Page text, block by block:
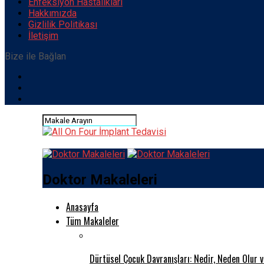
Hakkımızda
Gizlilik Politikası
İletişim
Bize ile Bağlan
Doktor Makaleleri
Anasayfa
Tüm Makaleler
Dürtüsel Çocuk Davranışları: Nedir, Neden Olur